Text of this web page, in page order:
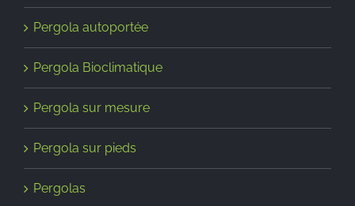
Pergola autoportée
Pergola Bioclimatique
Pergola sur mesure
Pergola sur pieds
Pergolas